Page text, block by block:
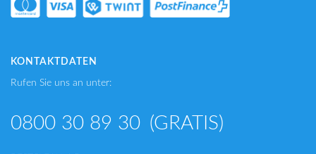
KONTAKTDATEN
Rufen Sie uns an unter:
0800 30 89 30 (GRATIS)